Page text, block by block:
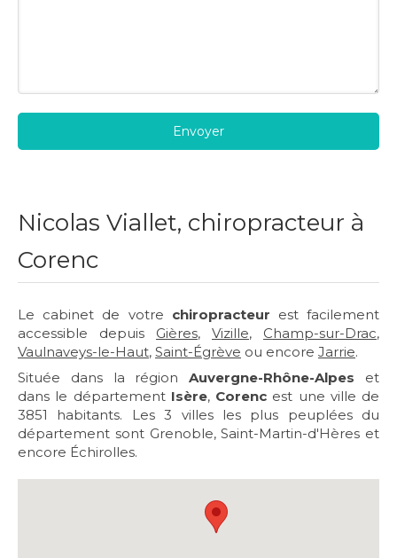
Envoyer
Nicolas Viallet, chiropracteur à
Corenc
Le cabinet de votre chiropracteur est facilement
accessible depuis Gières, Vizille, Champ-sur-Drac,
Vaulnaveys-le-Haut, Saint-Égrève ou encore Jarrie.
Située dans la régionAuvergne-Rhône-Alpes et
dans le département Isère, Corenc est une ville de
3851 habitants. Les 3 villes les plus peuplées du
département sont Grenoble, Saint-Martin-d'Hères et
encore Échirolles.